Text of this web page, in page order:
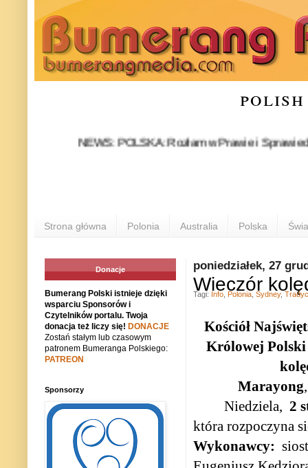
NEWS: POLSKA: Rozłam w Prawie i
Strona główna Polonia Australia Polska
poniedziałek, 27
Wieczór
Kościół
Królowej Polski
Marayong
Niedziela, 2
która rozpoczyna
Wykonawcy:
Tagi: Info Polonia Sydney,
Donacje
Bumerang Polski istnieje dzięki
wsparciu Sponsorów i
Czytelników portalu. Twoja
donacja też liczy się! DONACJE
Zostań stałym lub czasowym
patronem Bumeranga Polskiego:
PATREON
Sponsorzy